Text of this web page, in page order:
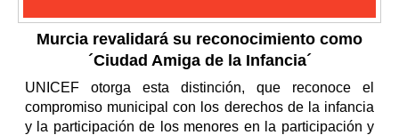
Murcia revalidará su reconocimiento como
´Ciudad Amiga de la Infancia´
UNICEF otorga esta distinción, que reconoce el
compromiso municipal con los derechos de la infancia
y la participación de los menores en la participación y